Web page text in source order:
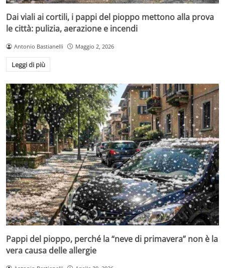
Dai viali ai cortili, i pappi del pioppo mettono alla prova
le città: pulizia, aerazione e incendi
Antonio Bastianelli Maggio 2, 2026
Leggi di più
Pappi del pioppo, perché la “neve di primavera” non è la
vera causa delle allergie